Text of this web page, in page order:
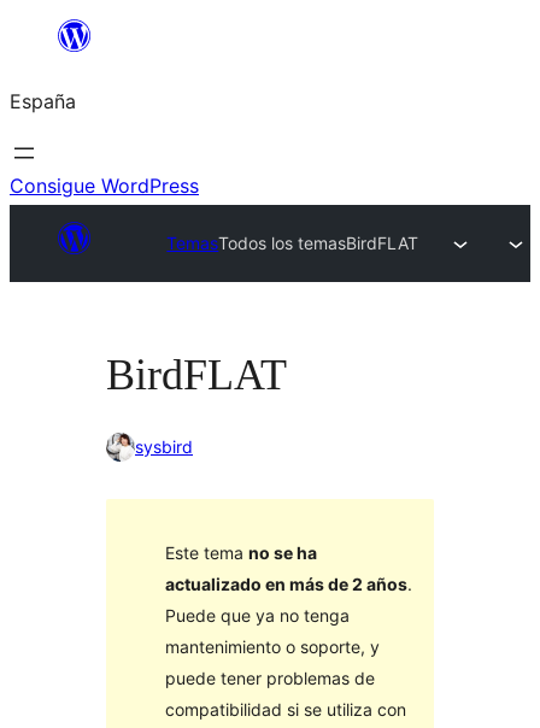
Saltar
contenido
España
Consigue WordPress
TemasTodos los temasBirdFLAT
BirdFLAT
sysbird
Este tema no se ha
actualizado en más de 2 años.
Puede que ya no tenga
mantenimiento o soporte, y
puede tener problemas de
compatibilidad si se utiliza con